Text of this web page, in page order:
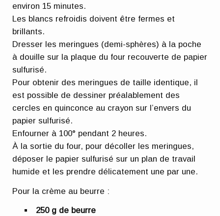
environ 15 minutes.
Les blancs refroidis doivent être fermes et
brillants.
Dresser les meringues (demi-sphères) à la poche
à douille sur la plaque du four recouverte de papier
sulfurisé.
Pour obtenir des meringues de taille identique, il
est possible de dessiner préalablement des
cercles en quinconce au crayon sur l’envers du
papier sulfurisé.
Enfourner à 100° pendant 2 heures.
À la sortie du four, pour décoller les meringues,
déposer le papier sulfurisé sur un plan de travail
humide et les prendre délicatement une par une.
Pour la crème au beurre :
250 g de beurre